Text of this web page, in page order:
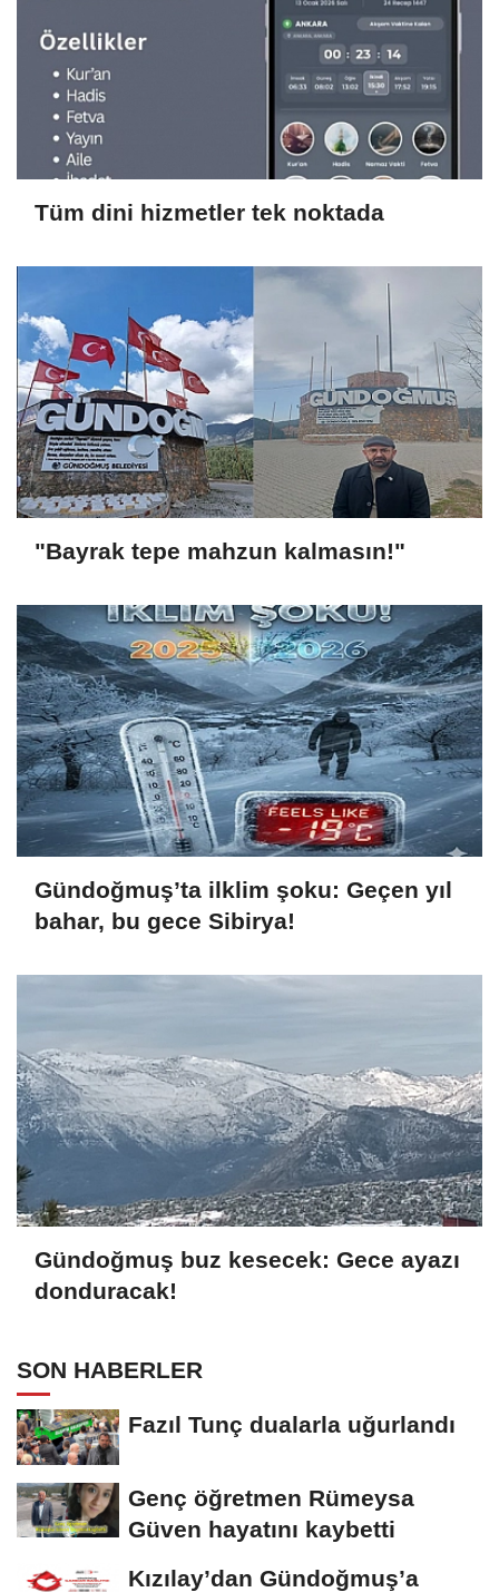
Tüm dini hizmetler tek noktada
"Bayrak tepe mahzun kalmasın!"
Gündoğmuş’ta ilklim şoku: Geçen yıl
bahar, bu gece Sibirya!
Gündoğmuş buz kesecek: Gece ayazı
donduracak!
SON HABERLER
Fazıl Tunç dualarla uğurlandı
Genç öğretmen Rümeysa
Güven hayatını kaybetti
Kızılay’dan Gündoğmuş’a